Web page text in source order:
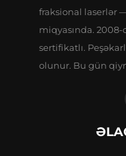
fraksional laserlər
miqyasında. 2008-
sertifikatlı.
olunur. Bu gün